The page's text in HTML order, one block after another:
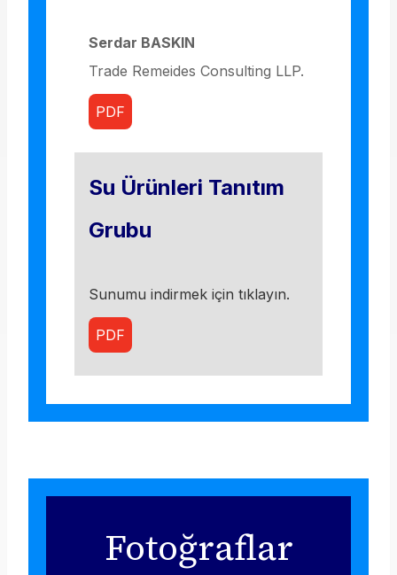
Serdar BASKIN
Trade Remeides Consulting LLP.
PDF
Su Ürünleri Tanıtım
Grubu
Sunumu indirmek için tıklayın.
PDF
Fotoğraflar